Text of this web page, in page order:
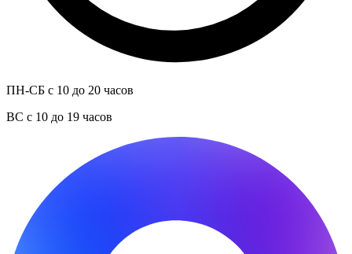
ПН-СБ с 10 до 20 часов
ВС с 10 до 19 часов